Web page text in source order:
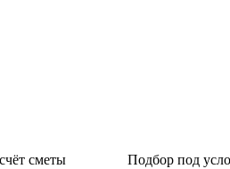
сметы Подбор под